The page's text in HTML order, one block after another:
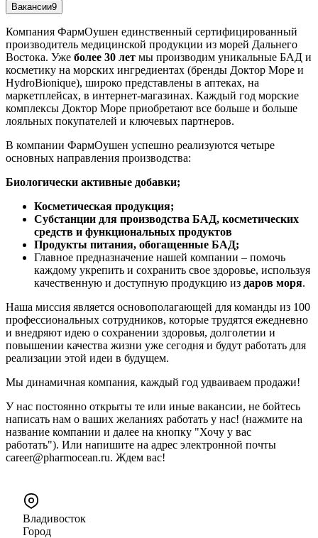
Вакансии9
Компания ФармОушен единственный сертифицированный
производитель медицинской продукции из морей Дальнего
Востока. Уже более 30 лет мы производим уникальные БАД и
косметику на морских ингредиентах (бренды Доктор Море и
HydroBionique), широко представлены в аптеках, на
маркетплейсах, в интернет-магазинах. Каждый год морские
комплексы Доктор Море приобретают все больше и больше
лояльных покупателей и ключевых партнеров.
В компании ФармОушен успешно реализуются четыре
основных направления производства:
Биологически активные добавки;
Косметическая продукция;
Субстанции для производства БАД, косметических
средств и функциональных продуктов
Продукты питания, обогащенные БАД;
Главное предназначение нашей компании – помочь
каждому укрепить и сохранить свое здоровье, используя
качественную и доступную продукцию из даров моря.
Наша миссия является основополагающей для команды из 100
профессиональных сотрудников, которые трудятся ежедневно
и внедряют идею о сохранении здоровья, долголетии и
повышении качества жизни уже сегодня и будут работать для
реализации этой идеи в будущем.
Мы динамичная компания, каждый год удваиваем продажи!
У нас постоянно открыты те или иные вакансии, не бойтесь
написать нам о ваших желаниях работать у нас! (нажмите на
название компании и далее на кнопку "Хочу у вас
работать"). Или напишите на адрес электронной почты
career@pharmocean.ru. Ждем вас!
Владивосток
Город